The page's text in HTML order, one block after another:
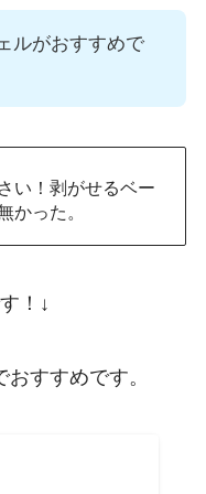
ルがおすすめで
い！剥がせるベー
かった。
！↓
すすめです。